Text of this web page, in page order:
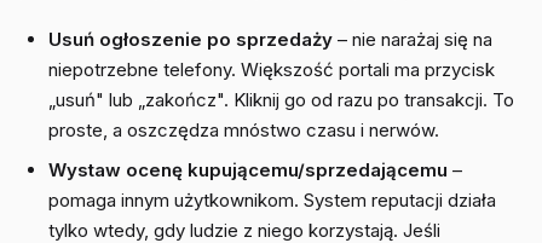
Usuń ogłoszenie po sprzedaży – nie narażaj się na
niepotrzebne telefony. Większość portali ma przycisk
„usuń" lub „zakończ". Kliknij go od razu po transakcji. To
proste, a oszczędza mnóstwo czasu i nerwów.
Wystaw ocenę kupującemu/sprzedającemu –
pomaga innym użytkownikom. System reputacji działa
tylko wtedy, gdy ludzie z niego korzystają. Jeśli